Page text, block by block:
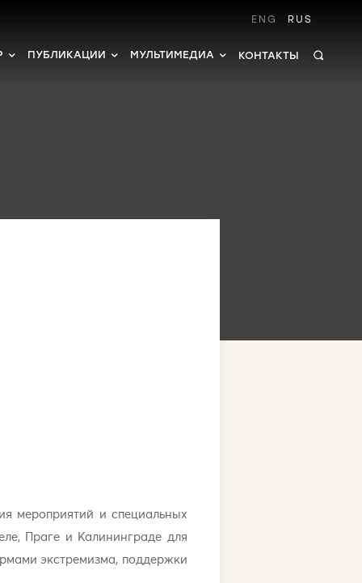
ENG RUS
ПУБЛИКАЦИИ МУЛЬТИМЕДИА КОНТАКТЫ
мероприятий и специальных
Праге и Калининграде для
экстремизма, поддержки